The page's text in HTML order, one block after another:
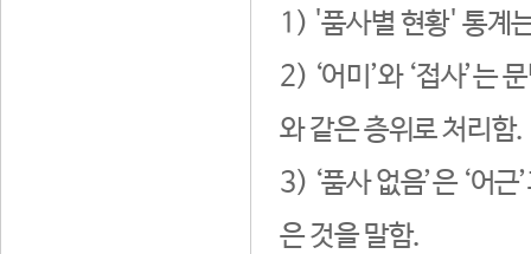
1) '품사별 현황' 통계
2) ‘어미’와 ‘접사’는
와 같은 층위로 처리함.
3) ‘품사 없음’은 ‘어
은 것을 말함.